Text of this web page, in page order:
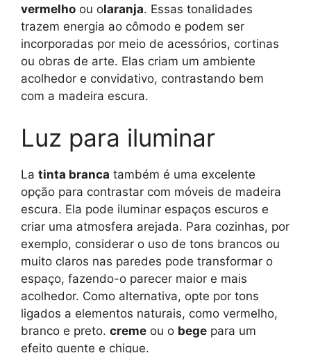
vermelho ou olaranja. Essas tonalidades
trazem energia ao cômodo e podem ser
incorporadas por meio de acessórios, cortinas
ou obras de arte. Elas criam um ambiente
acolhedor e convidativo, contrastando bem
com a madeira escura.
Luz para iluminar
La tinta branca também é uma excelente
opção para contrastar com móveis de madeira
escura. Ela pode iluminar espaços escuros e
criar uma atmosfera arejada. Para cozinhas, por
exemplo, considerar o uso de tons brancos ou
muito claros nas paredes pode transformar o
espaço, fazendo-o parecer maior e mais
acolhedor. Como alternativa, opte por tons
ligados a elementos naturais, como vermelho,
branco e preto. creme ou o bege para um
efeito quente e chique.